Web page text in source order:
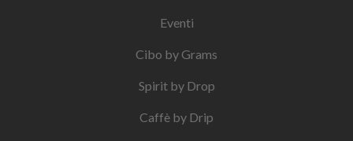
Eventi
Cibo by Grams
Spirit by Drop
Caffè by Drip